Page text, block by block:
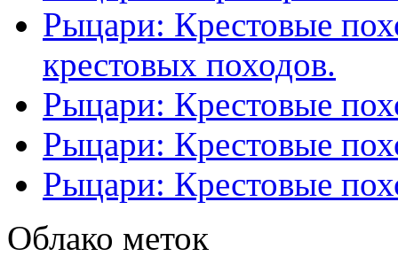
Рыцари: Крестовые
крестовых походов.
Рыцари: Крестовые
Рыцари: Крестовые
Рыцари: Крестовые
Облако меток